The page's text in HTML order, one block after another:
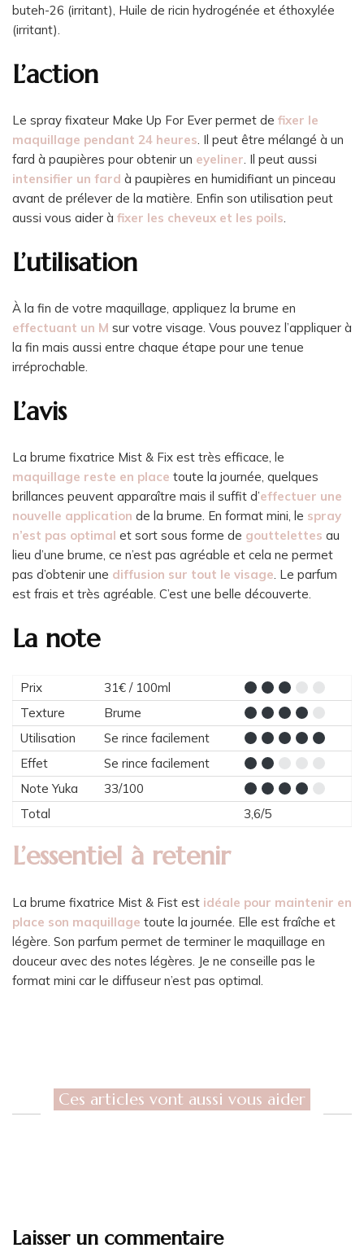
buteh-26 (irritant), Huile de ricin hydrogénée et éthoxylée
(irritant).
L’action
Le spray fixateur Make Up For Ever permet de fixer le
maquillage pendant 24 heures. Il peut être mélangé à un
fard à paupières pour obtenir un eyeliner. Il peut aussi
intensifier un fard à paupières en humidifiant un pinceau
avant de prélever de la matière. Enfin son utilisation peut
aussi vous aider à fixer les cheveux et les poils.
L’utilisation
À la fin de votre maquillage, appliquez la brume en
effectuant un M sur votre visage. Vous pouvez l’appliquer à
la fin mais aussi entre chaque étape pour une tenue
irréprochable.
L’avis
La brume fixatrice Mist & Fix est très efficace, le
maquillage reste en place toute la journée, quelques
brillances peuvent apparaître mais il suffit d’effectuer une
nouvelle application de la brume. En format mini, le spray
n’est pas optimal et sort sous forme de gouttelettes au
lieu d’une brume, ce n’est pas agréable et cela ne permet
pas d’obtenir une diffusion sur tout le visage. Le parfum
est frais et très agréable. C’est une belle découverte.
La note
Prix
31€ / 100ml
Texture
Brume
Utilisation
Se rince facilement
Effet
Se rince facilement
Note Yuka
33/100
Total
3,6/5
L’essentiel à retenir
La brume fixatrice Mist & Fist est idéale pour maintenir en
place son maquillage toute la journée. Elle est fraîche et
légère. Son parfum permet de terminer le maquillage en
douceur avec des notes légères. Je ne conseille pas le
format mini car le diffuseur n’est pas optimal.
Ces articles vont aussi vous aider
Laisser un commentaire